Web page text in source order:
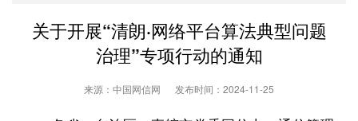
​关于开展“清朗·网络平台算法典型问题
治理”专项行动的通知
来源：中国网信网 发布时间： 2024-11-25